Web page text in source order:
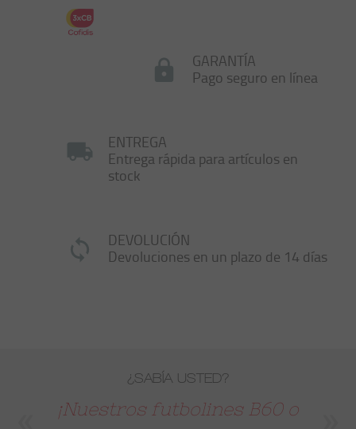
GARANTÍA
Pago seguro en línea
ENTREGA
Entrega rápida para artículos en
stock
DEVOLUCIÓN
Devoluciones en un plazo de 14 días
¿SABÍA USTED?
¡Nuestros futbolines B60 o